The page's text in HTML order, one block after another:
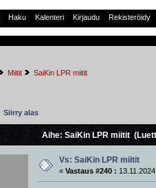
Haku Kalenteri Kirjaudu Rekisteröidy
Miitit SaiKin LPR miitit
Siirry alas
Aihe: SaiKin LPR miitit
Vs: SaiKin LPR miitit
« Vastaus #240 :